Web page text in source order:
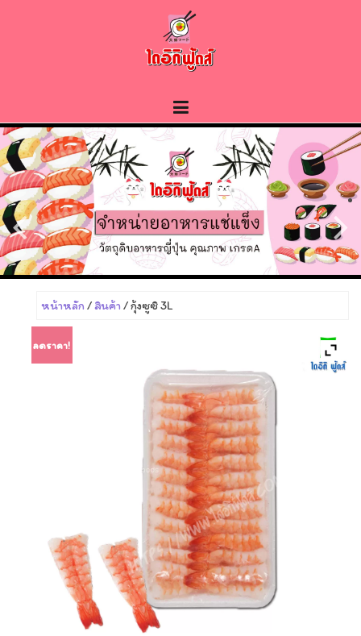
หน้าหลัก /สินค้า / กุ้งซูซิ 3L
ลดราคา!